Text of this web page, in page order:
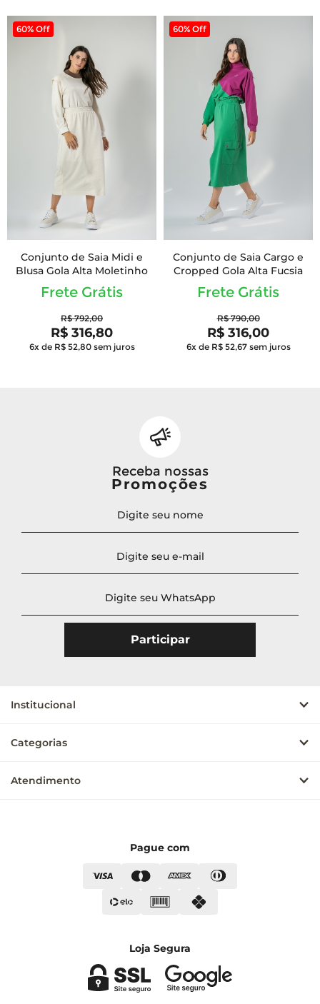
60% Off
Conjunto de Saia Midi e
Blusa Gola Alta Moletinho
Frete Grátis
R$ 792,00
R$ 316,80
6x de R$ 52,80 sem juros
60% Off
Conjunto de Saia Cargo e
Cropped Gola Alta Fucsia
Frete Grátis
R$ 790,00
R$ 316,00
6x de R$ 52,67 sem juros
Receba nossas
Promoções
Institucional
Categorias
Atendimento
Pague com
Loja Segura